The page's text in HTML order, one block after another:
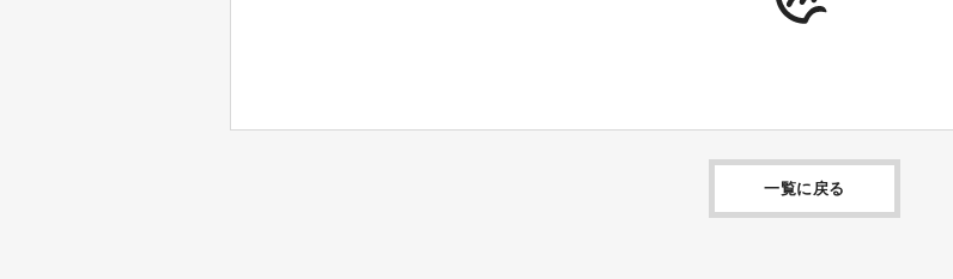
一覧に戻る